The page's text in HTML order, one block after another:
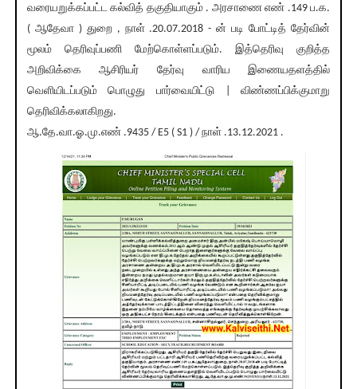
வரையறுக்கப்பட்ட கல்வித் தகுதியாகும் . அரசாணை எண் .149 ப.க.
( ஆதேவா ) துறை , நாள் .20.07.2018 - ன் படி போட்டித் தேர்வின்
மூலம் தெரிவுப்பணி மேற்கொள்ளப்படும். இத்தெரிவு குறித்த
அறிவிக்கை ஆசிரியர் தேர்வு வாரிய இணையதளத்தில்
வெளியிடப்படும் பொழுது பார்வையிட்டு | விண்ணப்பிக்குமாறு
தெரிவிக்கலாகிறது.
ஆ.தே.வா.ஓ.மு.எண் .9435 / E5 ( S1 ) / நாள் .13.12.2021 .